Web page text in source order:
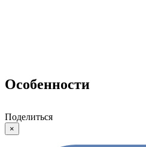
Особенности
Поделиться
×